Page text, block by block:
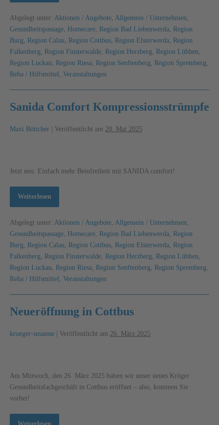
Abgelegt unter: Aktionen / Angebote, Allgemein / Unternehmen,
Gesundheitspassage, Homecare, Region Bad Liebenwerda, Region
Burg, Region Calau, Region Cottbus, Region Elsterwerda, Region
Falkenberg, Region Finsterwalde, Region Herzberg, Region Lübben,
Region Luckau, Region Riesa, Region Senftenberg, Region Spremberg,
Reha / Hilfsmittel , Veranstaltungen
Sanida Comfort Kompressionsstrümpfe
Maxi Böttcher Veröffentlicht am 20. Mai 2025
Jetzt neu: Einfach mehr Beinfreiheit mit SANIDA comfort!
Weiterlesen
Abgelegt unter: Aktionen / Angebote, Allgemein / Unternehmen,
Gesundheitspassage, Homecare, Region Bad Liebenwerda, Region
Burg, Region Calau, Region Cottbus, Region Elsterwerda, Region
Falkenberg, Region Finsterwalde, Region Herzberg, Region Lübben,
Region Luckau, Region Riesa, Region Senftenberg, Region Spremberg,
Reha / Hilfsmittel , Veranstaltungen
Neueröffnung in Cottbus
kroeger-susanne Veröffentlicht am 26. März 2025
Am Mittwoch, den 26. März 2025 haben wir unser neues Kröger
Gesundheits­fachgeschäft in Cottbus eröffnet – also, kommen Sie
vorbei!